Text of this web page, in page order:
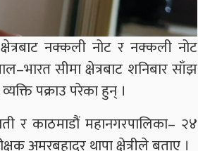
नक्कली नोट र नक्कली नोट
सीमा क्षेत्रबाट शनिबार साँझ
पक्राउ परेका हुन् ।
र काठमाडौं महानगरपालिका– २४
अमरबहादुर थापा क्षेत्रीले बताए ।